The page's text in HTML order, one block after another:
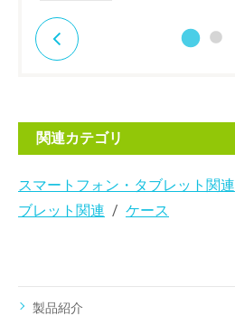
関連カテゴリ
スマートフォン・タブレット関連
ブレット関連
ケース
製品紹介